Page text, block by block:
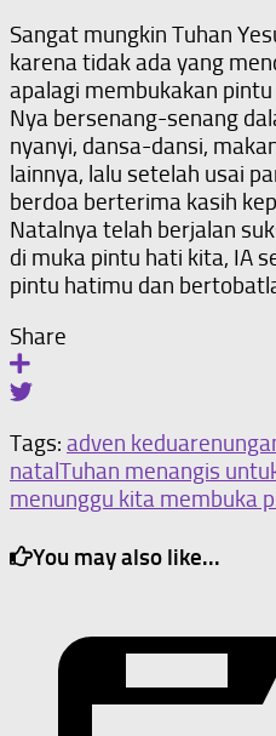
Sangat mungkin Tuhan
karena tidak ada yang
apalagi membukakan
Nya bersenang-senang
nyanyi, dansa-dansi,
lainnya, lalu setelah usai
berdoa berterima kasih
Natalnya telah berjalan
di muka pintu hati kita, IA
pintu hatimu dan
Share
Tags: adven kedua
natalTuhan menangis
menunggu kita membuka
You may also like...